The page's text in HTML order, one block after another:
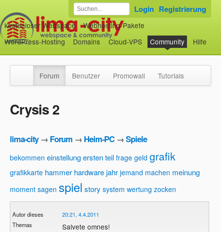
kostenloser Webspace
Webhosting-Pakete
WordPress-Hosting
Domains Cloud-VPS Community Hilfe
Login Registrierung
Forum Benutzer Promowall Tutorials
Crysis 2
lima-city→ Forum → Heim-PC →Spiele
bekommen einstellungersten teil frage geld grafik
grafikkarte hammer hardwarejahr jemand machen meinung
moment sagen spiel story system wertung zocken
Autor dieses
Themas
20:21, 4.4.2011
Salvete omnes!